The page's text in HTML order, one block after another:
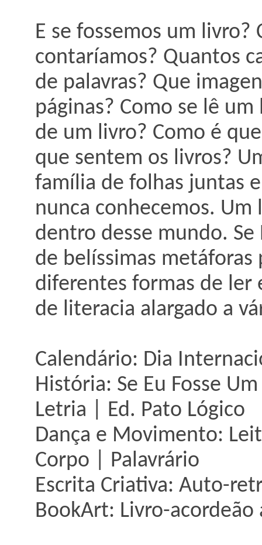
E se fossemos um
contaríamos? Quantos
de palavras? Que
páginas? Como se lê
de um livro? Como é
que sentem os livros?
família de folhas juntas
nunca conhecemos.
dentro desse mundo. Se
de belíssimas
diferentes formas de ler
de literacia alargado a
Calendário: Dia
História: Se Eu Fosse
Letria | Ed. Pato Lógico
Dança e Movimento:
Corpo | Palavrário
Escrita Criativa: Auto-
BookArt: Livro-